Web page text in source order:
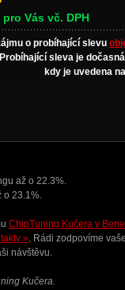
pro Vás vč. DPH
o probíhající slevu
sleva je
kdy je uvedena
až o 22.3%.
o 23.1%.
ChipTuning Kučera v
». Rádi zodpovíme
návštěvu.
Kučera.